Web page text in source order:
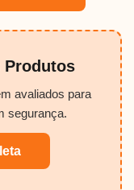
Produtos
avaliados para
segurança.